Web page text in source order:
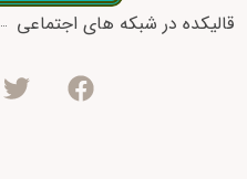
قالیکده در شبکه های اجتماعی
F
c
e
T
i
t